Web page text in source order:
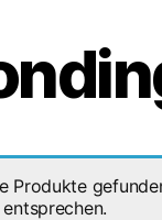
Produkte